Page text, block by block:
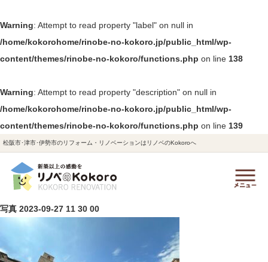
Warning: Attempt to read property "label" on null in
/home/kokorohome/rinobe-no-kokoro.jp/public_html/wp-
content/themes/rinobe-no-kokoro/functions.php on line 138
Warning: Attempt to read property "description" on null in
/home/kokorohome/rinobe-no-kokoro.jp/public_html/wp-
content/themes/rinobe-no-kokoro/functions.php on line 139
松阪市･津市･伊勢市のリフォーム・リノベーションはリノベのKokoroへ
写真 2023-09-27 11 30 00